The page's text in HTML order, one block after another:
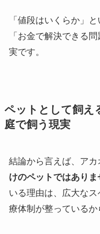
「値段はいくらか」
「お金で解決できる
実です。
ペットとして飼え
庭で飼う現実
結論から言えば、ア
けのペットではありま
いる理由は、広大な
療体制が整っているか